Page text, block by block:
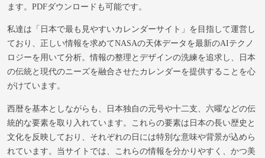
ます。PDFダウンロードも可能です。
私達は「日本で最も見やすいカレンダーサイト」を目指して運営し
ており、正しい情報を求めてNASAの天体データを最新のAIテクノ
ロジーを用いて分析。情報の整理とデザインの洗練を追求し、日本
の伝統と現代のニーズを融合させたカレンダーを提供することを心
がけています。
西暦を基本としながらも、日本独自の元号や十二支、六曜などの伝
統的な要素を取り入れています。これらの要素は日本の長い歴史と
文化を反映しており、それぞれの日には特別な意味や背景が込めら
れています。当サイトでは、これらの情報を分かりやすく、かつ美